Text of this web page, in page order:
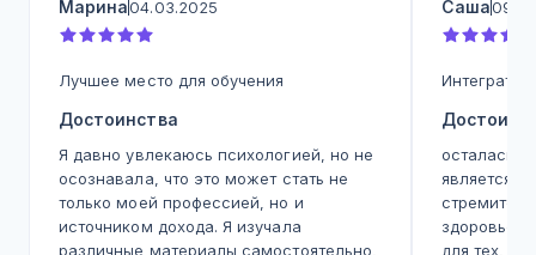
Марина04.03.2025
Лучшее место для обучения
Достоинства
Я давно увлекаюсь психологией, но не
осознавала, что это может стать не
только моей профессией, но и
источником дохода. Я изучала
различные материалы самостоятельно,
Саша
осталась в
является
стремится
здоровье
для тех,